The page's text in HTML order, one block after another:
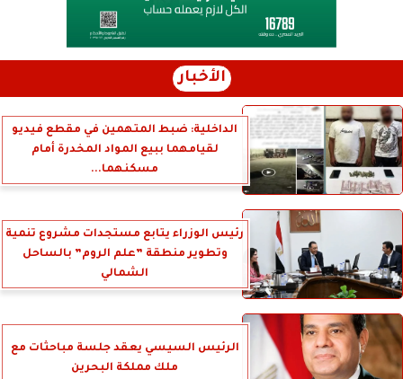
الأخبار
الداخلية: ضبط المتهمين في مقطع فيديو
لقيامهما ببيع المواد المخدرة أمام
مسكنهما...
رئيس الوزراء يتابع مستجدات مشروع تنمية
وتطوير منطقة ”علم الروم” بالساحل
الشمالي
الرئيس السيسي يعقد جلسة مباحثات مع
ملك مملكة البحرين